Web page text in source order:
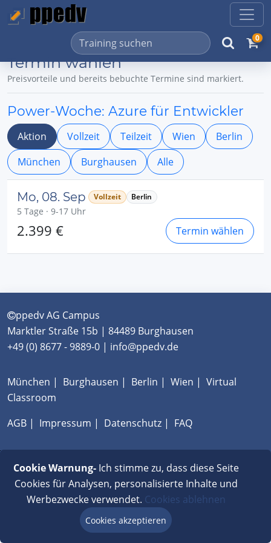
0
Termin wählen
Preisvorteile und bereits bebuchte Termine sind markiert.
Power-Woche: Azure für Entwickler
Aktion Vollzeit Teilzeit Wien
Berlin
München
Burghausen Alle
Mo, 08. Sep Vollzeit Berlin
5 Tage · 9-17 Uhr
2.399 € Termin wählen
ppedv AG Campus
Marktler Straße 15b | 84489 Burghausen
+49 (0) 8677 - 9889-0 | info@ppedv.de
München | Burghausen | Berlin | Wien | Virtual
Classroom
AGB | Impressum | Datenschutz | FAQ
Cookie Warnung-Ich stimme zu, dass diese Seite
Cookies für Analysen, personalisierte Inhalte und
Werbezwecke verwendet. Cookies ablehnen
Cookies akzeptieren